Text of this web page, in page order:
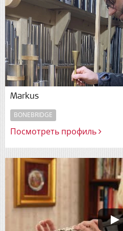
Markus
BONEBRIDGE
Посмотреть профиль